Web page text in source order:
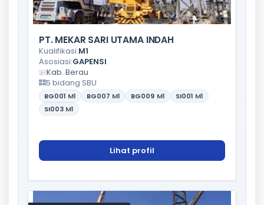
PT. MEKAR SARI UTAMA INDAH
Kualifikasi:M1
Asosiasi:GAPENSI
Kab. Berau
5 bidang SBU
BG001 M1 BG007 M1 BG009 M1 SI001 M1
SI003 M1
Lihat profil